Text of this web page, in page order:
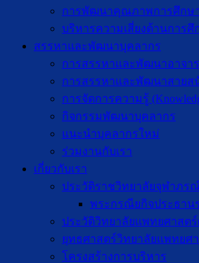
การพัฒนาคุณภาพการศึกษ
บริหารความเสี่ยงด้านการศึ
สรรหาและพัฒนาบุคลากร
การสรรหาและพัฒนาอาจา
การสรรหาและพัฒนาสายส
การจัดการความรู้
กิจกรรมพัฒนาบุคลากร
แนะนำบุคลากรใหม่
ร่วมงานกับเรา
เกี่ยวกับเรา
ประวัติราชวิทยาลัยจุฬาภรณ์
พระกรณียกิจประธา
ประวัติวิทยาลัยแพทยศาสต
ยุทธศาสตร์วิทยาลัยแพทยศ
โครงสร้างการบริหาร